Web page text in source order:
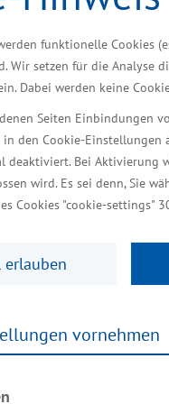
funktionelle Cookies
Wir setzen für die Analyse
Dabei werden keine
Seiten Einbindungen
in den Cookie-
Bei Aktivierung
wird. Es sei denn, Sie
Cookies "cookie-settings"
erlauben
vornehmen
und Politik ist
dem Motto
zum Auftakt die
einzigartige
Bereich.